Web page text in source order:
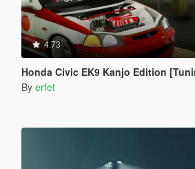
4.73
Honda Civic EK9 Kanjo Edition
By erfet